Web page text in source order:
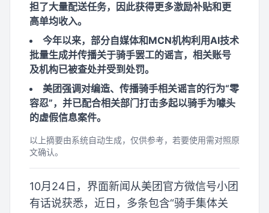
担了大量配送任务，因此获得更多激励补贴和更
高单均收入。
今年以来，部分自媒体和MCN机构利用AI技术
批量生成并传播关于骑手罢工的谣言，相关账号
及机构已被查处并受到处罚。
美团强调对编造、传播骑手相关谣言的行为“零
容忍”，并已配合相关部门打击多起以骑手为噱头
的虚假信息案件。
以上摘要由系统自动生成，仅供参考，若要使用需对照原
文确认。
10月24日，界面新闻从美团官方微信号小团
有话说获悉，近日，多条包含“骑手集体关